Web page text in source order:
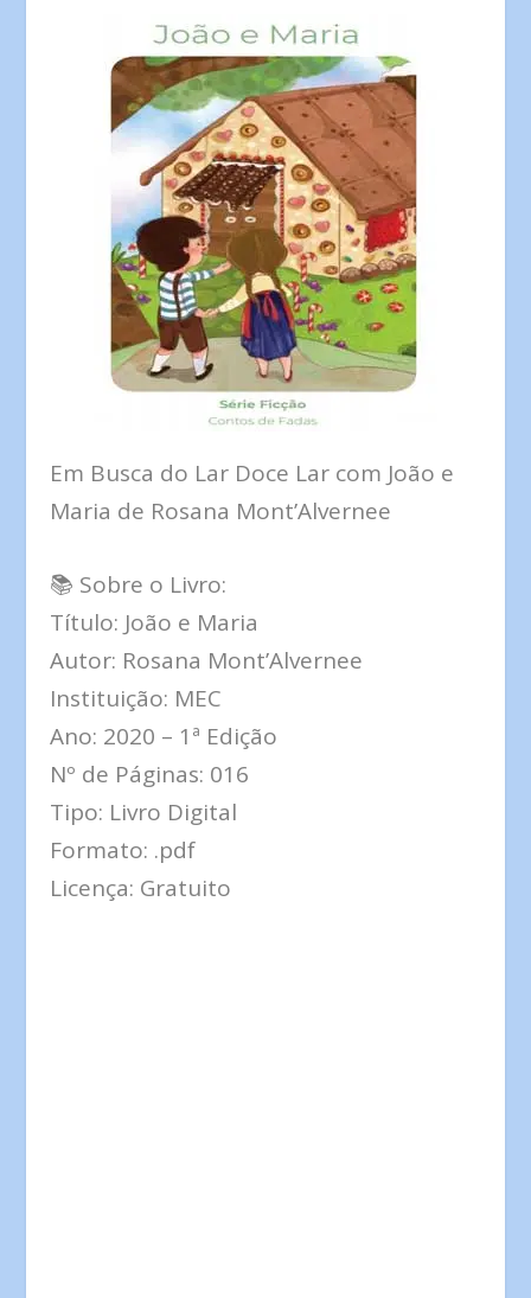
Em Busca do Lar Doce Lar com João e
Maria de Rosana Mont’Alvernee
📚 Sobre o Livro:
Título: João e Maria
Autor: Rosana Mont’Alvernee
Instituição: MEC
Ano: 2020 – 1ª Edição
Nº de Páginas: 016
Tipo: Livro Digital
Formato: .pdf
Licença: Gratuito